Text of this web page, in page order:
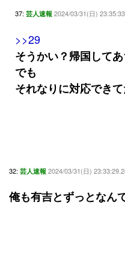
37: 芸人速報 2024/03/31(日)
>>29
そうかい？帰国して
でも
それなりに対応でき
32: 芸人速報 2024/03/31(日)
俺も有吉とずっとなん